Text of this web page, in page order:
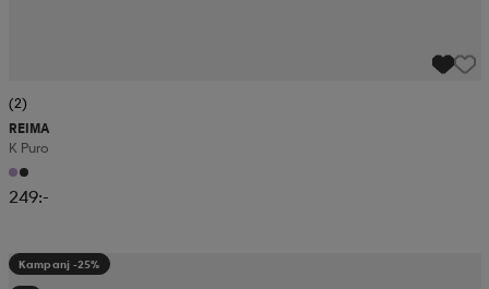
(2)
REIMA
K Puro
249:-
Kampanj -25%